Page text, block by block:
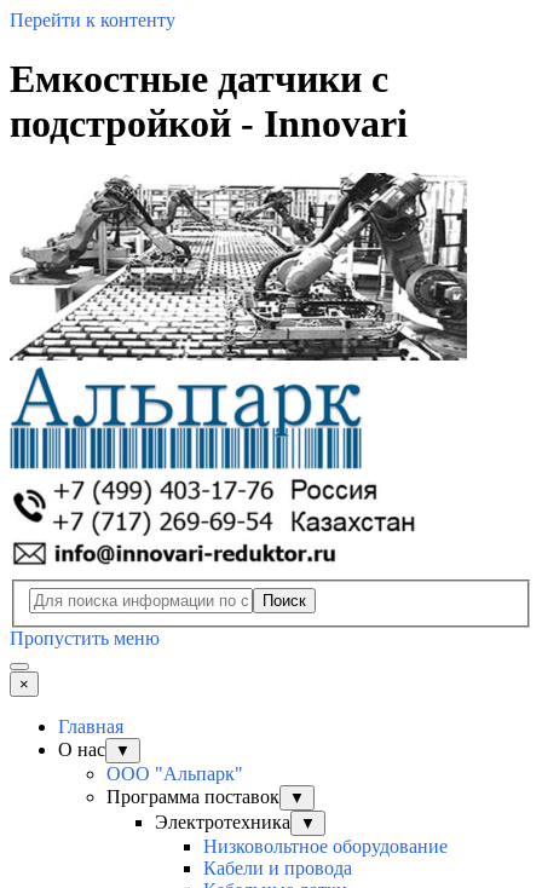
Перейти к контенту
Емкостные датчики с
подстройкой - Innovari
Поиск
Пропустить меню
×
Главная
О нас
▼
ООО "Альпарк"
Программа поставок
▼
Электротехника ▼
Низковольтное оборудование
Кабели и провода